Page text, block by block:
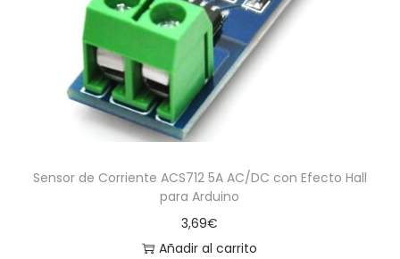
a
c
i
ó
n
i
d
o
Sensor de Corriente ACS712 5A AC/DC con Efecto Hall
para Arduino
3,69€
Añadir al carrito